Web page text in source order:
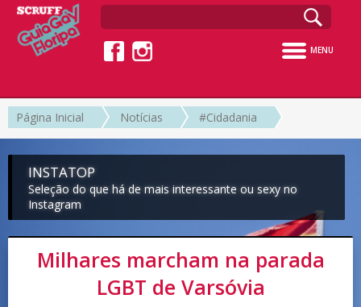
MENU
Página Inicial Notícias #Cidadania
INSTATOP
Seleção do que há de mais interessante ou sexy no
Instagram
Milhares marcham na parada
LGBT de Varsóvia